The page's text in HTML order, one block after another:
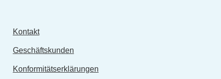
Kontakt
Geschäftskunden
Konformitätserklärungen